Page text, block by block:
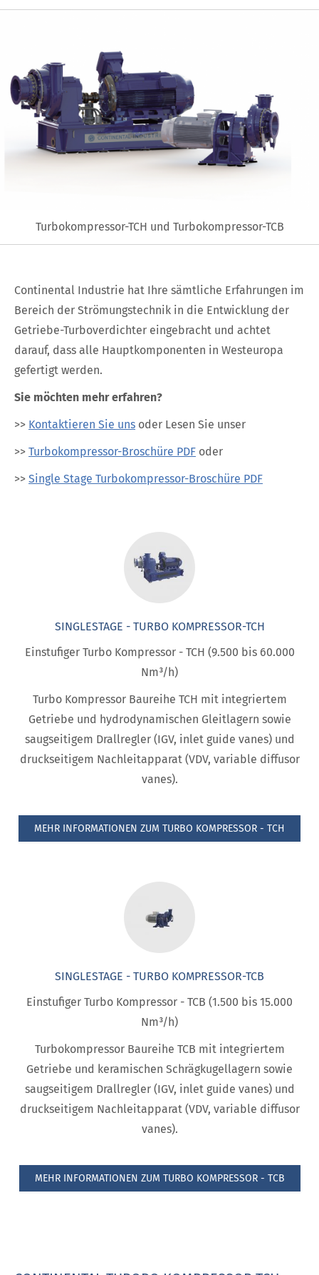
Turbokompressor-TCH und Turbokompressor-TCB
Continental Industrie hat Ihre sämtliche Erfahrungen im
Bereich der Strömungstechnik in die Entwicklung der
Getriebe-Turboverdichter eingebracht und achtet
darauf, dass alle Hauptkomponenten in Westeuropa
gefertigt werden.
Sie möchten mehr erfahren?
>> Kontaktieren Sie uns oder Lesen Sie unser
>> Turbokompressor-Broschüre PDF oder
>> Single Stage Turbokompressor-Broschüre PDF
SINGLESTAGE - TURBO KOMPRESSOR-TCH
Einstufiger Turbo Kompressor - TCH (9.500 bis 60.000
Nm³/h)
Turbo Kompressor Baureihe TCH mit integriertem
Getriebe und hydrodynamischen Gleitlagern sowie
saugseitigem Drallregler (IGV, inlet guide vanes) und
druckseitigem Nachleitapparat (VDV, variable diffusor
vanes).
MEHR INFORMATIONEN ZUM TURBO KOMPRESSOR - TCH
SINGLESTAGE - TURBO KOMPRESSOR-TCB
Einstufiger Turbo Kompressor - TCB (1.500 bis 15.000
Nm³/h)
Turbokompressor Baureihe TCB mit integriertem
Getriebe und keramischen Schrägkugellagern sowie
saugseitigem Drallregler (IGV, inlet guide vanes) und
druckseitigem Nachleitapparat (VDV, variable diffusor
vanes).
MEHR INFORMATIONEN ZUM TURBO KOMPRESSOR - TCB